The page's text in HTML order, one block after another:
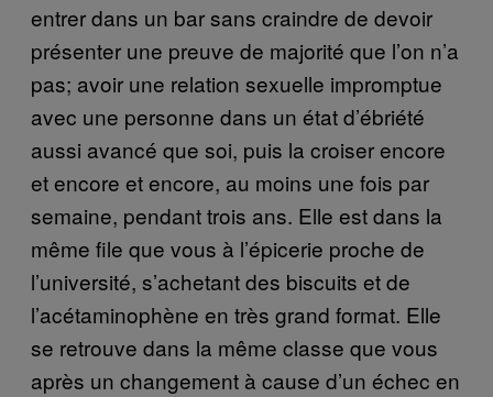
entrer dans un bar sans craindre de devoir
présenter une preuve de majorité que l’on n’a
pas; avoir une relation sexuelle impromptue
avec une personne dans un état d’ébriété
aussi avancé que soi, puis la croiser encore
et encore et encore, au moins une fois par
semaine, pendant trois ans. Elle est dans la
même file que vous à l’épicerie proche de
l’université, s’achetant des biscuits et de
l’acétaminophène en très grand format. Elle
se retrouve dans la même classe que vous
après un changement à cause d’un échec en